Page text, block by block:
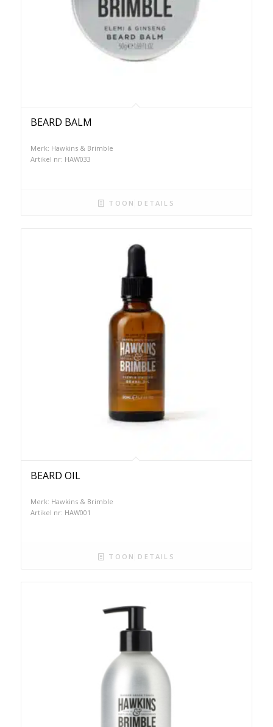
BEARD BALM
Merk: Hawkins & Brimble
Artikel nr: HAW033
TOON DETAILS
BEARD OIL
Merk: Hawkins & Brimble
Artikel nr: HAW001
TOON DETAILS